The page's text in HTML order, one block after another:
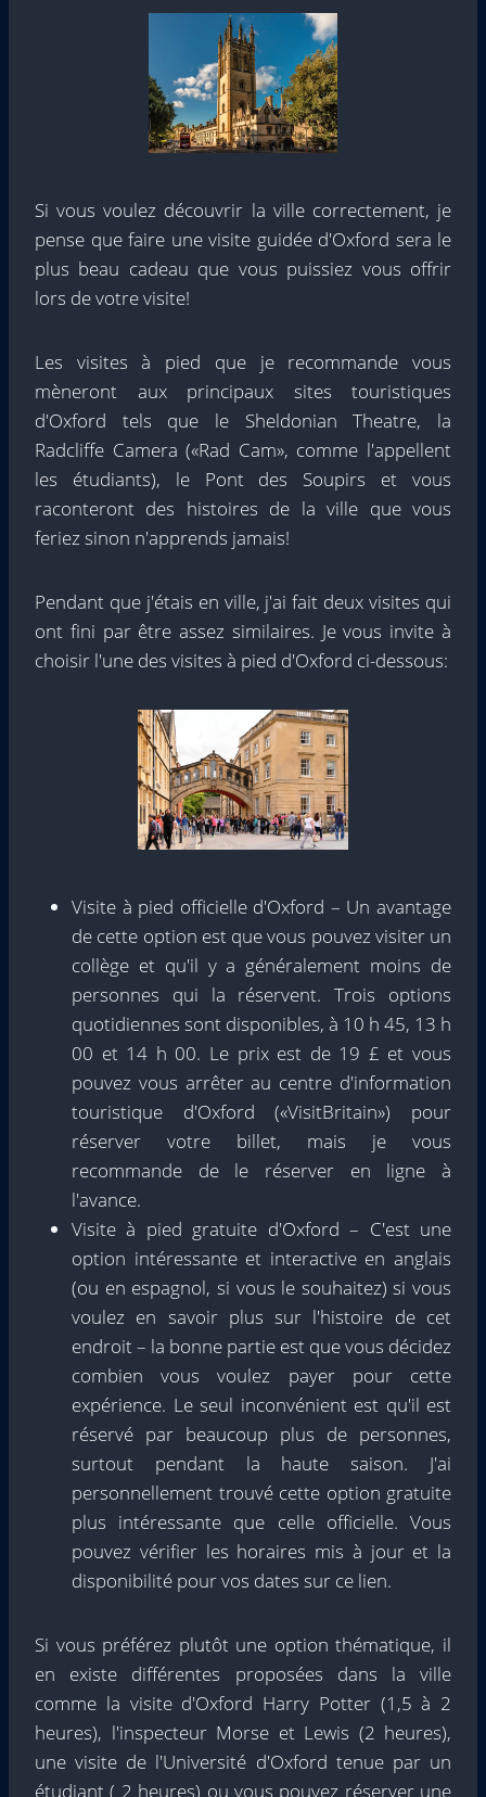
Si vous voulez découvrir la ville correctement, je
pense que faire une visite guidée d'Oxford sera le
plus beau cadeau que vous puissiez vous offrir
lors de votre visite!
Les visites à pied que je recommande vous
mèneront aux principaux sites touristiques
d'Oxford tels que le Sheldonian Theatre, la
Radcliffe Camera («Rad Cam», comme l'appellent
les étudiants), le Pont des Soupirs et vous
raconteront des histoires de la ville que vous
feriez sinon n'apprends jamais!
Pendant que j'étais en ville, j'ai fait deux visites qui
ont fini par être assez similaires. Je vous invite à
choisir l'une des visites à pied d'Oxford ci-dessous:
Visite à pied officielle d'Oxford – Un avantage
de cette option est que vous pouvez visiter un
collège et qu'il y a généralement moins de
personnes qui la réservent. Trois options
quotidiennes sont disponibles, à 10 h 45, 13 h
00 et 14 h 00. Le prix est de 19 £ et vous
pouvez vous arrêter au centre d'information
touristique d'Oxford («VisitBritain») pour
réserver votre billet, mais je vous
recommande de le réserver en ligne à
l'avance.
Visite à pied gratuite d'Oxford – C'est une
option intéressante et interactive en anglais
(ou en espagnol, si vous le souhaitez) si vous
voulez en savoir plus sur l'histoire de cet
endroit – la bonne partie est que vous décidez
combien vous voulez payer pour cette
expérience. Le seul inconvénient est qu'il est
réservé par beaucoup plus de personnes,
surtout pendant la haute saison. J'ai
personnellement trouvé cette option gratuite
plus intéressante que celle officielle. Vous
pouvez vérifier les horaires mis à jour et la
disponibilité pour vos dates sur ce lien.
Si vous préférez plutôt une option thématique, il
en existe différentes proposées dans la ville
comme la visite d'Oxford Harry Potter (1,5 à 2
heures), l'inspecteur Morse et Lewis (2 heures),
une visite de l'Université d'Oxford tenue par un
étudiant ( 2 heures) ou vous pouvez réserver une